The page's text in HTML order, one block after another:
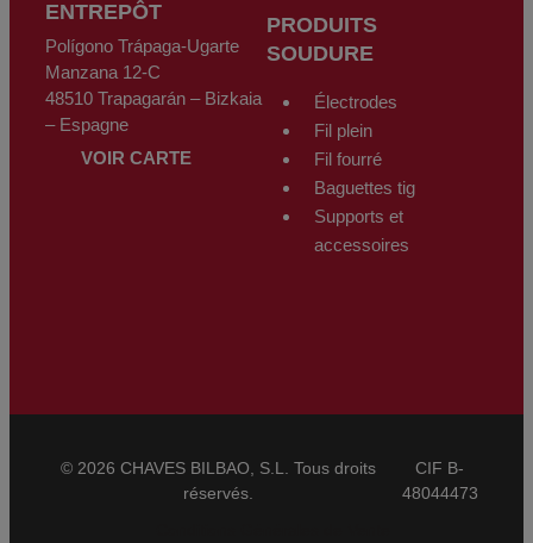
ENTREPÔT
Polígono Trápaga-Ugarte
Manzana 12-C
48510 Trapagarán – Bizkaia
– Espagne
VOIR CARTE
PRODUITS
SOUDURE
Électrodes
Fil plein
Fil fourré
Baguettes tig
Supports et
accessoires
© 2026 CHAVES BILBAO, S.L. Tous droits
réservés.
CIF B-
48044473